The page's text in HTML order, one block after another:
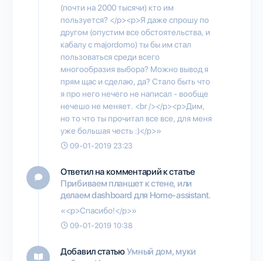
(почти на 2000 тысячи) кто им
пользуется? </p><p>Я даже спрошу по
другом (опустим все обстоятельства, и
кабалу с majordomo) ты бы им стал
пользоваться среди всего
многообразия выбора? Можно вывод я
прям щас и сделаю, да? Стало быть что
я про него нечего не написал - вообще
нечешо не меняет. <br /></p><p>Дим,
но то что ты прочитал все все, для меня
уже большая честь :)</p>»
09-01-2019 23:23
Ответил на комментарий к статье
Прибиваем планшет к стене, или
делаем dashboard для Home-assistant.
«<p>Спасибо!</p>»
09-01-2019 10:38
Добавил статьюУмный дом, муки